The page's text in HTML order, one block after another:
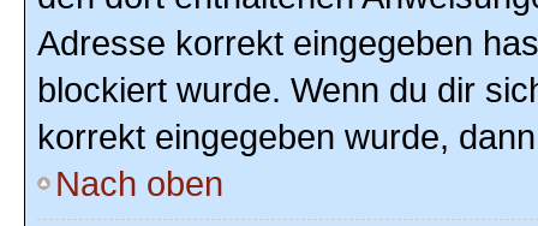
Adresse korrekt eingegeben
blockiert wurde. Wenn du dir
korrekt eingegeben wurde,
Nach oben